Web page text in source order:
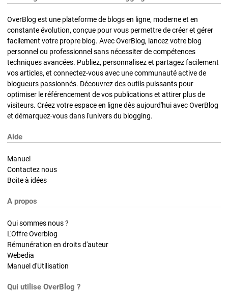
OverBlog est une plateforme de blogs en ligne, moderne et en
constante évolution, conçue pour vous permettre de créer et gérer
facilement votre propre blog. Avec OverBlog, lancez votre blog
personnel ou professionnel sans nécessiter de compétences
techniques avancées. Publiez, personnalisez et partagez facilement
vos articles, et connectez-vous avec une communauté active de
blogueurs passionnés. Découvrez des outils puissants pour
optimiser le référencement de vos publications et attirer plus de
visiteurs. Créez votre espace en ligne dès aujourd'hui avec OverBlog
et démarquez-vous dans l'univers du blogging.
Aide
Manuel
Contactez nous
Boite à idées
A propos
Qui sommes nous ?
L'Offre Overblog
Rémunération en droits d'auteur
Webedia
Manuel d'Utilisation
Qui utilise OverBlog ?